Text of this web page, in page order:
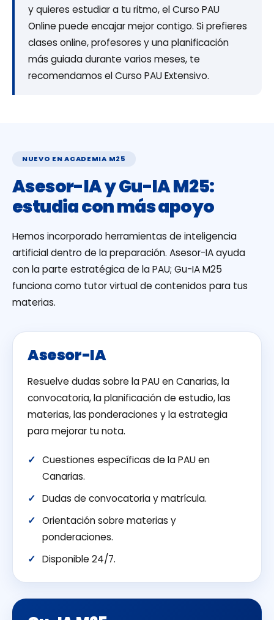
y quieres estudiar a tu ritmo, el Curso PAU
Online puede encajar mejor contigo. Si prefieres
clases online, profesores y una planificación
más guiada durante varios meses, te
recomendamos el Curso PAU Extensivo.
NUEVO EN ACADEMIA M25
Asesor-IA y Gu-IA M25:
estudia con más apoyo
Hemos incorporado herramientas de inteligencia
artificial dentro de la preparación. Asesor-IA ayuda
con la parte estratégica de la PAU; Gu-IA M25
funciona como tutor virtual de contenidos para tus
materias.
Asesor-IA
Resuelve dudas sobre la PAU en Canarias, la
convocatoria, la planificación de estudio, las
materias, las ponderaciones y la estrategia
para mejorar tu nota.
Cuestiones específicas de la PAU en
Canarias.
Dudas de convocatoria y matrícula.
Orientación sobre materias y
ponderaciones.
Disponible 24/7.